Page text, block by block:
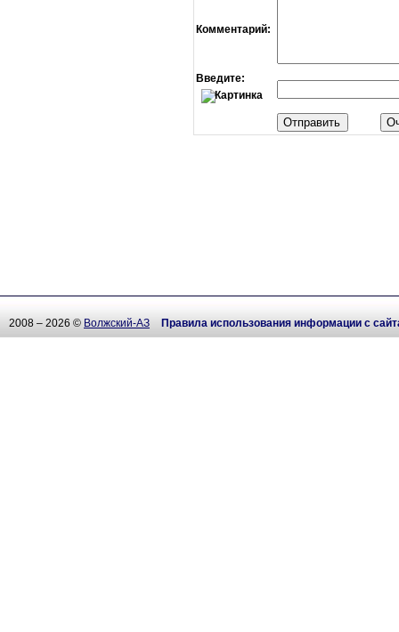
Комментарий:
Введите:
2008 – 2026 © Волжский-АЗ Правила использования информации с